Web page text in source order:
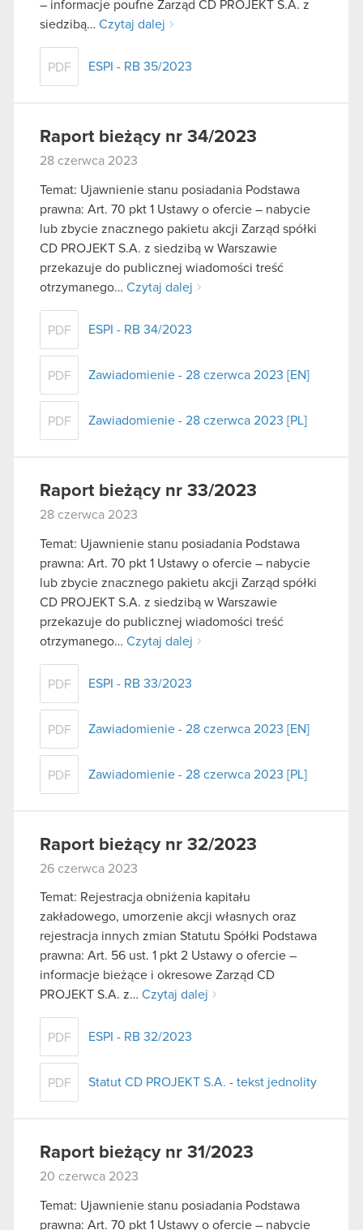
– informacje poufne Zarząd CD PROJEKT S.A. z
siedzibą… Czytaj dalej
PDF ESPI - RB 35/2023
Raport bieżący nr 34/2023
28 czerwca 2023
Temat: Ujawnienie stanu posiadania Podstawa
prawna: Art. 70 pkt 1 Ustawy o ofercie – nabycie
lub zbycie znacznego pakietu akcji Zarząd spółki
CD PROJEKT S.A. z siedzibą w Warszawie
przekazuje do publicznej wiadomości treść
otrzymanego… Czytaj dalej
PDF ESPI - RB 34/2023
PDF Zawiadomienie - 28 czerwca 2023 [EN]
PDF Zawiadomienie - 28 czerwca 2023 [PL]
Raport bieżący nr 33/2023
28 czerwca 2023
Temat: Ujawnienie stanu posiadania Podstawa
prawna: Art. 70 pkt 1 Ustawy o ofercie – nabycie
lub zbycie znacznego pakietu akcji Zarząd spółki
CD PROJEKT S.A. z siedzibą w Warszawie
przekazuje do publicznej wiadomości treść
otrzymanego… Czytaj dalej
PDF ESPI - RB 33/2023
PDF Zawiadomienie - 28 czerwca 2023 [EN]
PDF Zawiadomienie - 28 czerwca 2023 [PL]
Raport bieżący nr 32/2023
26 czerwca 2023
Temat: Rejestracja obniżenia kapitału
zakładowego, umorzenie akcji własnych oraz
rejestracja innych zmian Statutu Spółki Podstawa
prawna: Art. 56 ust. 1 pkt 2 Ustawy o ofercie –
informacje bieżące i okresowe Zarząd CD
PROJEKT S.A. z… Czytaj dalej
PDF ESPI - RB 32/2023
PDF Statut CD PROJEKT S.A. - tekst jednolity
Raport bieżący nr 31/2023
20 czerwca 2023
Temat: Ujawnienie stanu posiadania Podstawa
prawna: Art. 70 pkt 1 Ustawy o ofercie – nabycie